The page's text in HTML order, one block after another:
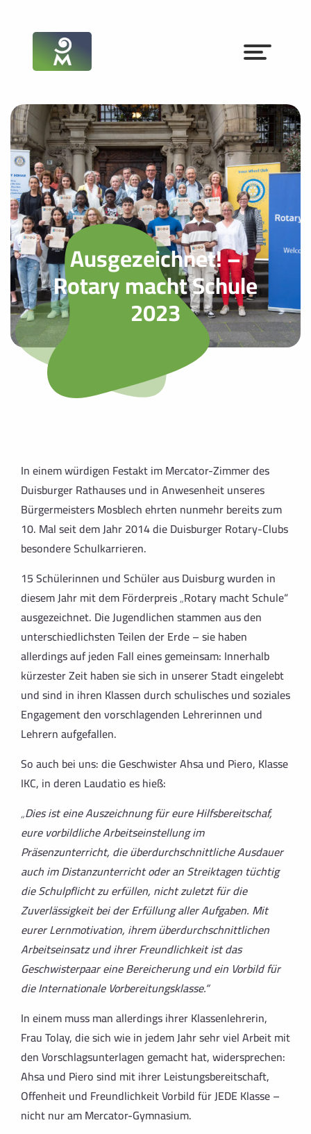
Ausgezeichnet! –
Rotary macht Schule
2023
In einem würdigen Festakt im Mercator-Zimmer des
Duisburger Rathauses und in Anwesenheit unseres
Bürgermeisters Mosblech ehrten nunmehr bereits zum
10. Mal seit dem Jahr 2014 die Duisburger Rotary-Clubs
besondere Schulkarrieren.
15 Schülerinnen und Schüler ausDuisburg wurden in
diesem Jahr mit dem Förderpreis„Rotary macht Schule“
ausgezeichnet. Die Jugendlichen stammen aus den
unterschiedlichstenTeilen der Erde – sie haben
allerdings auf jeden Fall eines gemeinsam: Innerhalb
kürzester Zeit haben sie sich in unserer Stadt eingelebt
und sind in ihren Klassen durchschulisches und soziales
Engagement den vorschlagenden Lehrerinnen und
Lehrern aufgefallen.
So auch bei uns: die Geschwister Ahsa und Piero, Klasse
IKC, in deren Laudatio es hieß:
„Dies ist eine Auszeichnung für eure Hilfsbereitschaf,
eure vorbildliche Arbeitseinstellung im
Präsenzunterricht, die überdurchschnittliche Ausdauer
auch im Distanzunterricht oder an Streiktagen tüchtig
die Schulpflicht zu erfüllen, nicht zuletzt für die
Zuverlässigkeit bei der Erfüllung aller Aufgaben. Mit
eurer Lernmotivation, ihrem überdurchschnittlichen
Arbeitseinsatz und ihrer Freundlichkeit ist das
Geschwisterpaar eine Bereicherung und ein Vorbild für
die Internationale Vorbereitungsklasse.“
In einem muss man allerdings ihrer Klassenlehrerin,
Frau Tolay, die sich wie in jedem Jahr sehr viel Arbeit mit
den Vorschlagsunterlagen gemacht hat, widersprechen:
Ahsa und Piero sind mit ihrerLeistungsbereitschaft,
Offenheit und FreundlichkeitVorbild für JEDE Klasse –
nicht nur am Mercator-Gymnasium.